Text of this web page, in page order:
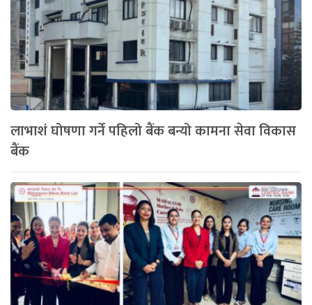
लाभाशं घोषणा गर्ने पहिलो बैंक बन्यो कामना सेवा विकास
बैंक